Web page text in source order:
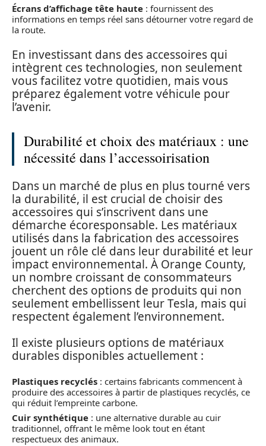
Écrans d’affichage tête haute : fournissent des
informations en temps réel sans détourner votre regard de
la route.
En investissant dans des accessoires qui
intègrent ces technologies, non seulement
vous facilitez votre quotidien, mais vous
préparez également votre véhicule pour
l’avenir.
Durabilité et choix des matériaux : une
nécessité dans l’accessoirisation
Dans un marché de plus en plus tourné vers
la durabilité, il est crucial de choisir des
accessoires qui s’inscrivent dans une
démarche écoresponsable. Les matériaux
utilisés dans la fabrication des accessoires
jouent un rôle clé dans leur durabilité et leur
impact environnemental. À Orange County,
un nombre croissant de consommateurs
cherchent des options de produits qui non
seulement embellissent leur Tesla, mais qui
respectent également l’environnement.
Il existe plusieurs options de matériaux
durables disponibles actuellement :
Plastiques recyclés : certains fabricants commencent à
produire des accessoires à partir de plastiques recyclés, ce
qui réduit l’empreinte carbone.
Cuir synthétique : une alternative durable au cuir
traditionnel, offrant le même look tout en étant
respectueux des animaux.